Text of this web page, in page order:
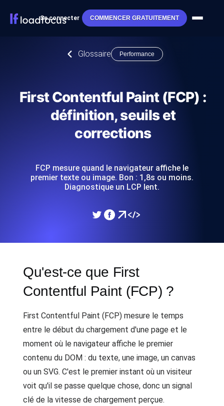
Se connecter COMMENCER GRATUITEMENT
Glossaire Performance
First Contentful Paint (FCP) :
définition, seuils et
corrections
FCP mesure quand le navigateur affiche le
premier texte ou image. Bon : 1,8s ou moins.
Diagnostique un LCP lent.
Qu'est-ce que First
Contentful Paint (FCP) ?
First Contentful Paint (FCP) mesure le temps
entre le début du chargement d'une page et le
moment où le navigateur affiche le premier
contenu du DOM : du texte, une image, un canvas
ou un SVG. C'est le premier instant où un visiteur
voit qu'il se passe quelque chose, donc un signal
clé de la vitesse de chargement perçue.